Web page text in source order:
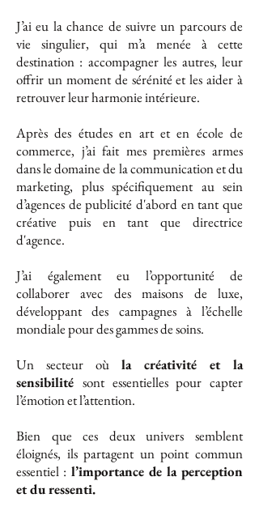
J’ai eu la chance de suivre un parcours de
vie singulier, qui m’a menée à cette
destination : accompagner les autres, leur
offrir un moment de sérénité et les aider à
retrouver leur harmonie intérieure.
Après des études en art et en école de
commerce, j’ai fait mes premières armes
dans le domaine de la communication et du
marketing, plus spécifiquement au sein
d’agences de publicité d'abord en tant que
créative puis en tant que directrice
d'agence.
J’ai également eu l’opportunité de
collaborer avec des maisons de luxe,
développant des campagnes à l’échelle
mondiale pour des gammes de soins.
Un secteur où la créativité et la
sensibilité sont essentielles pour capter
l’émotion et l’attention.
Bien que ces deux univers semblent
éloignés, ils partagent un point commun
essentiel : l’importance de la perception
et du ressenti.